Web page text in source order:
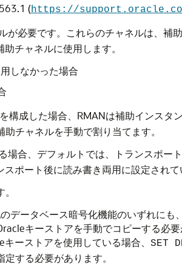
(https://
が必要です。これらのチャネルは、補
チャネルに使用します。
しなかった場合
構成した場合、RMANは補助インスタ
チャネルを手動で割り当てます。
合、デフォルトでは、トランスポー
ポート後に読み書き両用に設定されて
データベース暗号化機能のいずれに
キーストアを手動でコピーする必
ーストアを使用している場合、 SET
する必要があります。